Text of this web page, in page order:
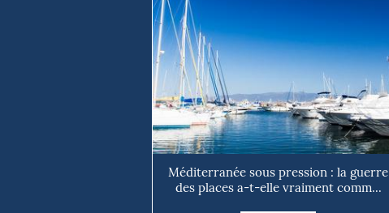
Méditerranée sous pression : la guerre
des places a-t-elle vraiment comm...